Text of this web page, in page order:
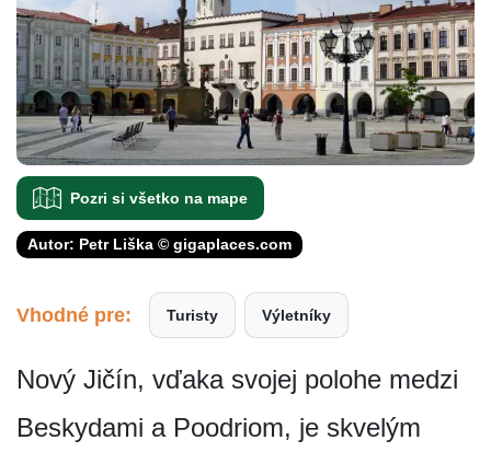
Pozri si všetko na mape
Autor: Petr Liška © gigaplaces.com
Vhodné pre: Turisty Výletníky
Nový Jičín, vďaka svojej polohe medzi
Beskydami a Poodriom, je skvelým